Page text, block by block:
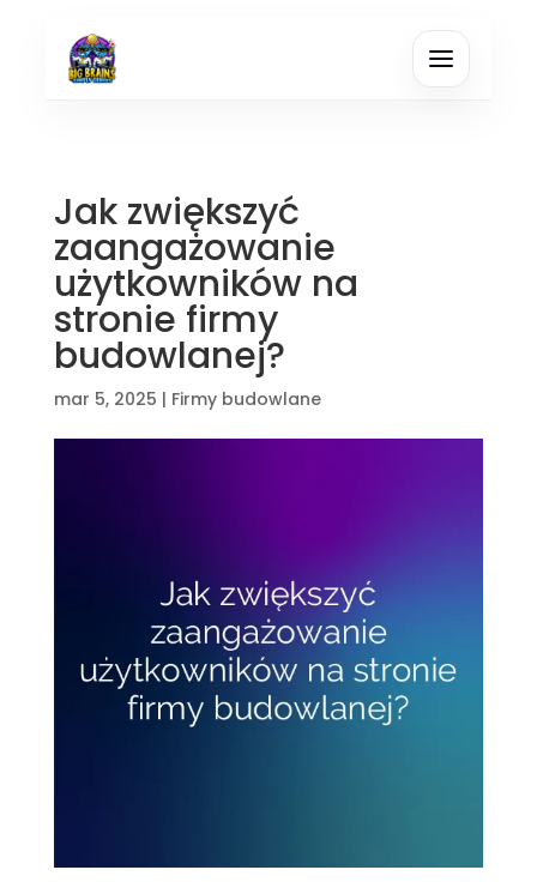
Jak zwiększyć
zaangażowanie
użytkowników na
stronie firmy
budowlanej?
mar 5, 2025 | Firmy budowlane